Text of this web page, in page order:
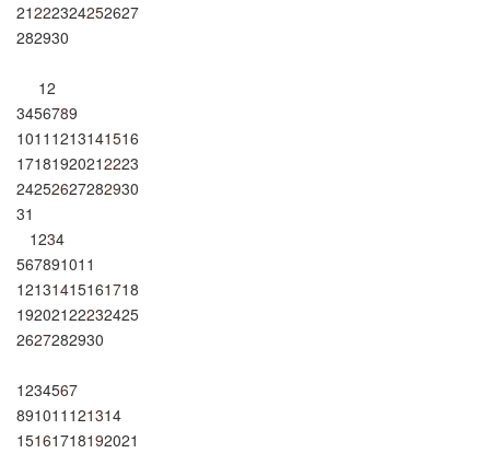
21222324252627
282930
12
3456789
1011 1213141516
17181920212223
24252627282930
31
1234
567891011
12131415161718
19202122232425
2627282930
1234567
891011 121314
15161718192021